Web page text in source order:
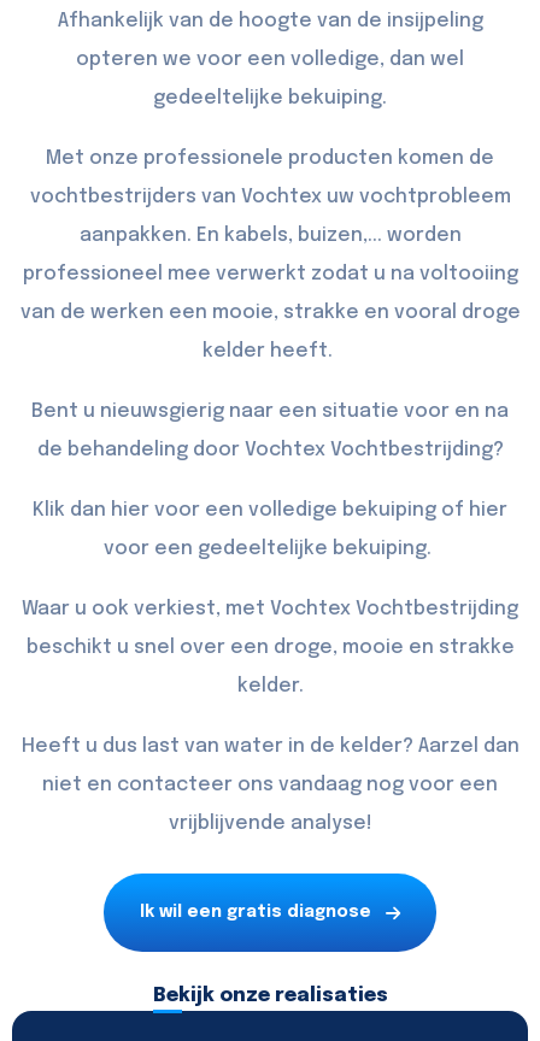
Afhankelijk van de hoogte van de insijpeling
opteren we voor een volledige, dan wel
gedeeltelijke bekuiping.
Met onze professionele producten komen de
vochtbestrijders van Vochtex uw vochtprobleem
aanpakken. En kabels, buizen,... worden
professioneel mee verwerkt zodat u na voltooiing
van de werken een mooie, strakke en vooral droge
kelder heeft.
Bent u nieuwsgierig naar een situatie voor en na
de behandeling door Vochtex Vochtbestrijding?
Klik dan hier voor een volledige bekuiping of hier
voor een gedeeltelijke bekuiping.
Waar u ook verkiest, met Vochtex Vochtbestrijding
beschikt u snel over een droge, mooie en strakke
kelder.
Heeft u dus last van water in de kelder? Aarzel dan
niet en contacteer ons vandaag nog voor een
vrijblijvende analyse!
Ik wil een gratis diagnose
Bekijk onze realisaties